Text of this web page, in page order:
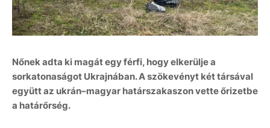
Nőnek adta ki magát egy férfi, hogy elkerülje a
sorkatonaságot Ukrajnában. A szökevényt két társával
együtt az ukrán–magyar határszakaszon vette őrizetbe
a határőrség.